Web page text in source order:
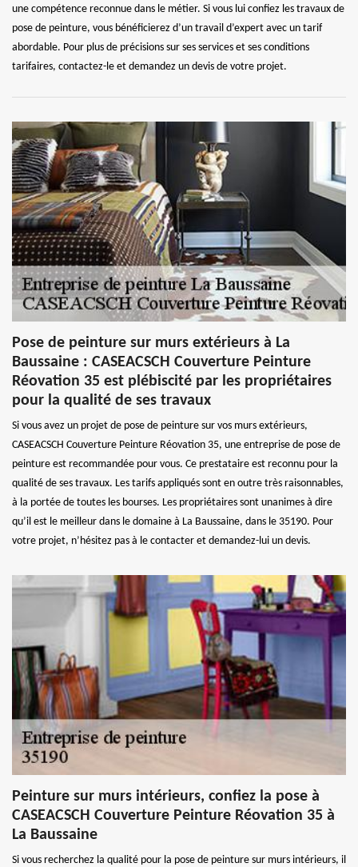
une compétence reconnue dans le métier. Si vous lui confiez les travaux de
pose de peinture, vous bénéficierez d’un travail d’expert avec un tarif
abordable. Pour plus de précisions sur ses services et ses conditions
tarifaires, contactez-le et demandez un devis de votre projet.
Pose de peinture sur murs extérieurs à La
Baussaine : CASEACSCH Couverture Peinture
Réovation 35 est plébiscité par les propriétaires
pour la qualité de ses travaux
Si vous avez un projet de pose de peinture sur vos murs extérieurs,
CASEACSCH Couverture Peinture Réovation 35, une entreprise de pose de
peinture est recommandée pour vous. Ce prestataire est reconnu pour la
qualité de ses travaux. Les tarifs appliqués sont en outre très raisonnables,
à la portée de toutes les bourses. Les propriétaires sont unanimes à dire
qu’il est le meilleur dans le domaine à La Baussaine, dans le 35190. Pour
votre projet, n’hésitez pas à le contacter et demandez-lui un devis.
Peinture sur murs intérieurs, confiez la pose à
CASEACSCH Couverture Peinture Réovation 35 à
La Baussaine
Si vous recherchez la qualité pour la pose de peinture sur murs intérieurs, il